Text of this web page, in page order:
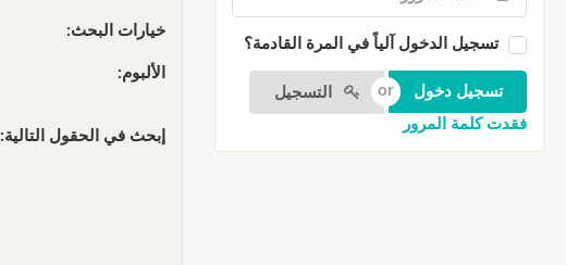
تسجيل الدخول آلياً في المرة القادمة؟
التسجيل
فقدت كلمة المرور
خيارات البحث:
الألبوم:
إبحث في الحقول التالية: